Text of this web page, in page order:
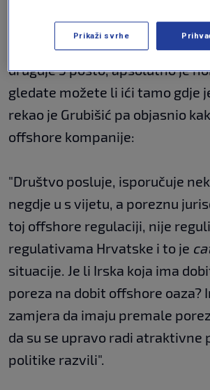
"Ako negdje imat porez od 20 ili
drugdje 5 posto, apsolutno je
gledate možete li ići tamo gdje
rekao je Grubišić pa objasnio
offshore kompanije:
"Društvo posluje, isporučuje
negdje u s vijetu, a poreznu
toj offshore regulaciji, nije
regulativama Hrvatske i to je
situacije. Je li Irska koja ima
poreza na dobit offshore oaza?
zamjera da imaju premale
da su se upravo radi atraktivne
politike razvili".
Prikaži svrhe